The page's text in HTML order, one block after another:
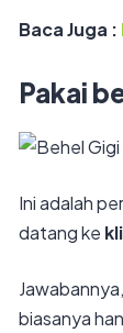
Baca Juga :
Pakai
Ini adalah
datang ke
biasanya